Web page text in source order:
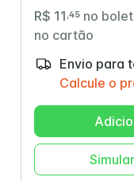
Clear
R$ 11 45 no
no cartão
Envio para
Calcule o